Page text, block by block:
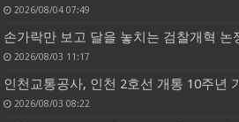
2026/08/04 07:49
손가락만 보고 달을 놓치는 검찰개혁 논
2026/08/03 11:17
인천교통공사, 인천 2호선 개통 10주년
2026/08/03 08:22